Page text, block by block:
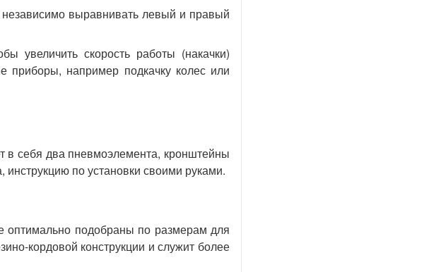
выравнивать левый и правый
увеличить скорость работы (накачки)
приборы, например подкачку колес или
в себя два пневмоэлемента, кронштейны
по установки своими руками.
оптимально подобраны по размерам для
кордовой конструкции и служит более